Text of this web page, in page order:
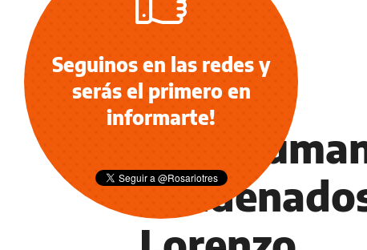
NOTICIAS
Lesa
Seguinos en las redes y
serás el primero en
informarte!